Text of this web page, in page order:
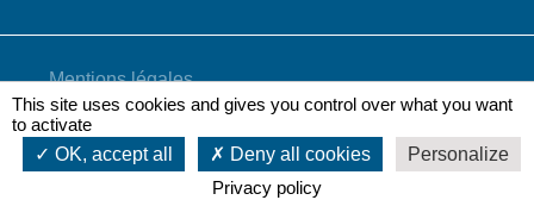
Mentions légales
Plan du site
This site uses cookies and gives you control over what you want
to activate
OK, accept all
Deny all cookies
Personalize
Privacy policy